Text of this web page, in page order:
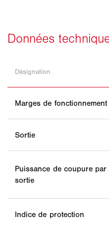
Désignation
Marges de fonctionnement
Sortie
Puissance de coupure par
sortie
Indice de protection